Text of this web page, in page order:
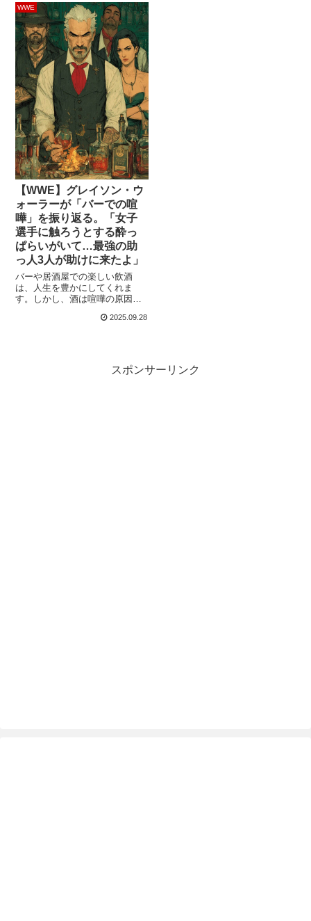
ることになった時、観客の熱を
冷ますことなく試合再開まで耐
えるにはどうしたらいいの
か？」という質問を受け...
WWE
【WWE】グレイソン・ウ
ォーラーが「バーでの喧
嘩」を振り返る。「女子
選手に触ろうとする酔っ
ぱらいがいて…最強の助
っ人3人が助けに来たよ」
バーや居酒屋での楽しい飲酒
は、人生を豊かにしてくれま
す。しかし、酒は喧嘩の原因に
ースターのグレイソン・ウォー
と喧嘩になりかけたことがある
といいます。最新のインタビュ
2025.09.28
スポンサーリンク